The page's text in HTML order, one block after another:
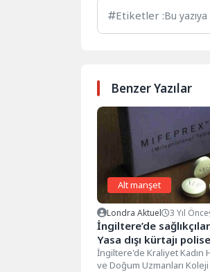
Etiketler :Bu
Benzer Yazılar
Alt manşet
Londra Aktuel 3 Yıl Önce
İngiltere’de
Yasa dışı kürtajı polise
bildirmeyin
İngiltere'de Kraliyet Kadın
ve Doğum Uzmanları Koleji